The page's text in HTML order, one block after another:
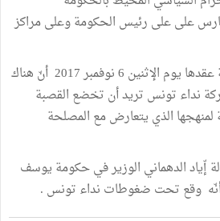
على على رئيس الحكومة وعلى مراكز
وأوضح خلال ندوة صحفية عقدها يوم الإثنين 6 نوفمبر 2017 أنّ هناك
نداء تونس تريد أن تخضع القصبة
لمنهجها الذي يتعارض مع المصلحة
إّياد الدهماني الوزير في حكومة يوسف
أنّه وقع تحت ضغوطات نداء تونس .